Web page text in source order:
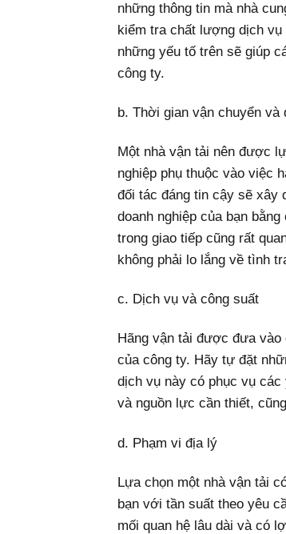
những thông tin mà nhà
kiểm tra chất lượng dịch
những yếu tố trên sẽ giúp
công ty.
b. Thời gian vận chuyển và
Một nhà vận tải nên được
nghiệp phụ thuộc vào việc
đối tác đáng tin cậy sẽ xây
doanh nghiệp của bạn
trong giao tiếp cũng rất
không phải lo lắng về tình
c. Dịch vụ và công suất
Hãng vận tải được đưa
của công ty. Hãy tự đặt
dịch vụ này có phục vụ các
và nguồn lực cần thiết,
d. Phạm vi địa lý
Lựa chọn một nhà vận tải
bạn với tần suất theo yêu
mối quan hệ lâu dài và có